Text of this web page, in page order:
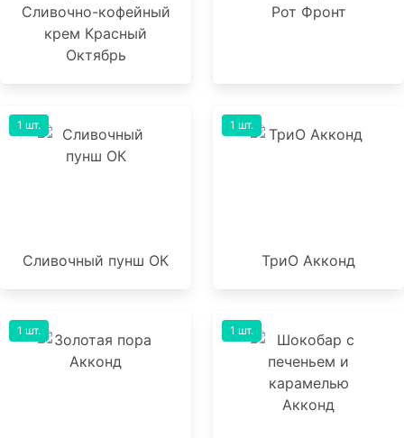
Сливочно-кофейный
крем Красный
Октябрь
Рот Фронт
Сливочный пунш ОК
1 шт.
ТриО Акконд
1 шт.
1 шт. 1 шт.